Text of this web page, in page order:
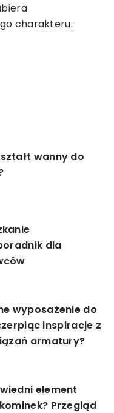
charakteru.
wanny do
dla
wyposażenie do
inspiracje z
armatury?
element
Przegląd